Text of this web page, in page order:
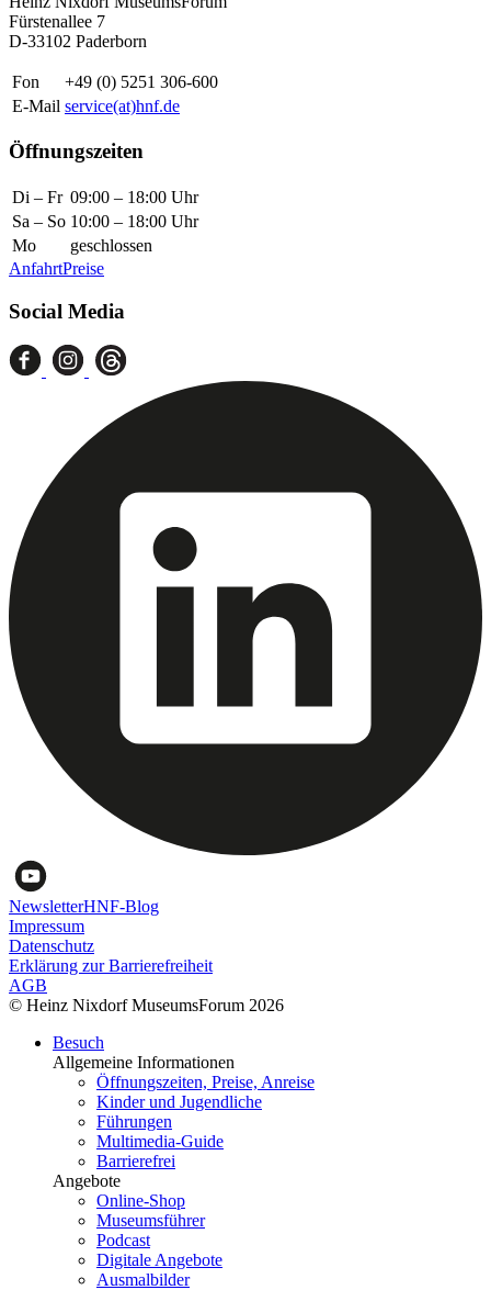
Fürstenallee 7
D-33102 Paderborn
Fon
+49 (0) 5251 306-600
E-Mail service(at)hnf.de
Öffnungszeiten
Di – Fr 09:00 – 18:00 Uhr
Sa – So 10:00 – 18:00 Uhr
Mo
geschlossen
AnfahrtPreise
Social Media
NewsletterHNF-Blog
Impressum
Datenschutz
Erklärung zur Barrierefreiheit
AGB
© Heinz Nixdorf MuseumsForum 2026
Besuch
Allgemeine Informationen
Öffnungszeiten, Preise, Anreise
Kinder und Jugendliche
Führungen
Multimedia-Guide
Barrierefrei
Angebote
Online-Shop
Museumsführer
Podcast
Digitale Angebote
Ausmalbilder